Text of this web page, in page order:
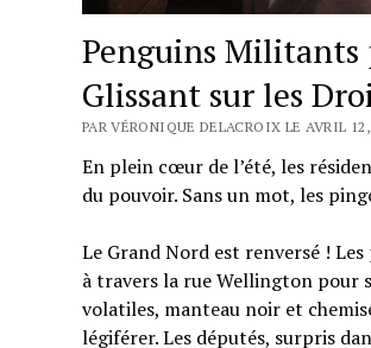
Penguins
Glissant sur les
PAR VÉRONIQUE DELACROIX LE AVRIL
En plein cœur de l’été, les
du pouvoir. Sans un mot, les
Le Grand Nord est renversé !
à travers la rue Wellington pour
volatiles, manteau noir et
légiférer. Les députés, surpris